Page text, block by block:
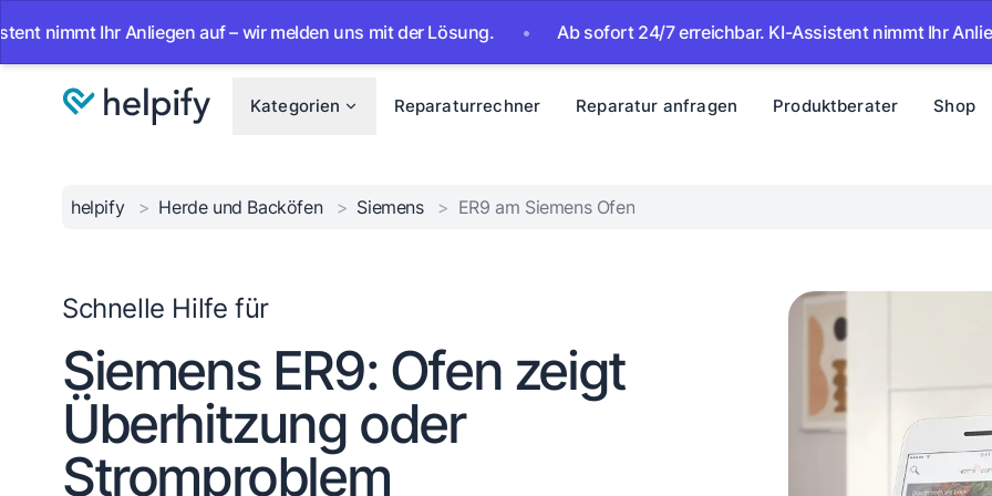
Ihr Anliegen auf – wir melden uns mit der Lösung. • Ab sofort 24/7 erreichbar. KI-Assistent nimmt Ihr Anliegen auf
Kategorien Reparaturrechner Reparatur anfragen Produktberater Shop
helpify > Herde und Backöfen > Siemens > ER9 am Siemens Ofen
Schnelle Hilfe für
Siemens ER9: Ofen zeigt
Überhitzung oder
Stromproblem